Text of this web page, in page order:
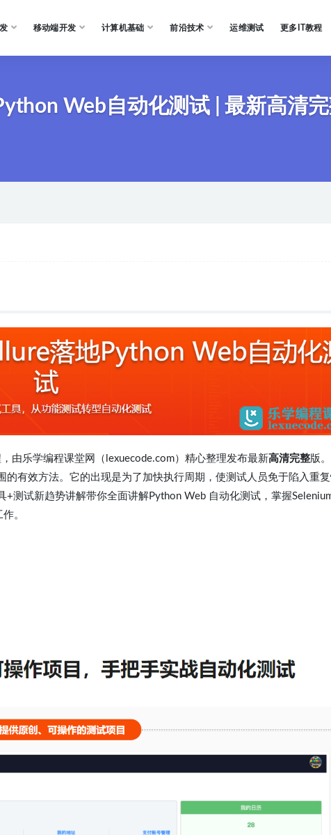
移动端开发 计算机基础 前沿技术 运维测试 更多IT教程
Web自动化测试 | 最新高清
由乐学编程课堂网（lexuecode.com）精心整理发布最新高清完整版
有效方法。它的出现是为了加快执行周期，使测试人员免于陷入重
测试新趋势讲解带你全面讲解Python Web 自动化测试，掌握
。